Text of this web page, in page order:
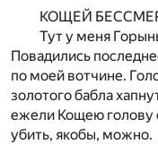
КОЩЕЙ
Тут у меня
Повадились
по моей вотчине.
золотого бабла
ежели Кощею голову
убить, якобы, можно.